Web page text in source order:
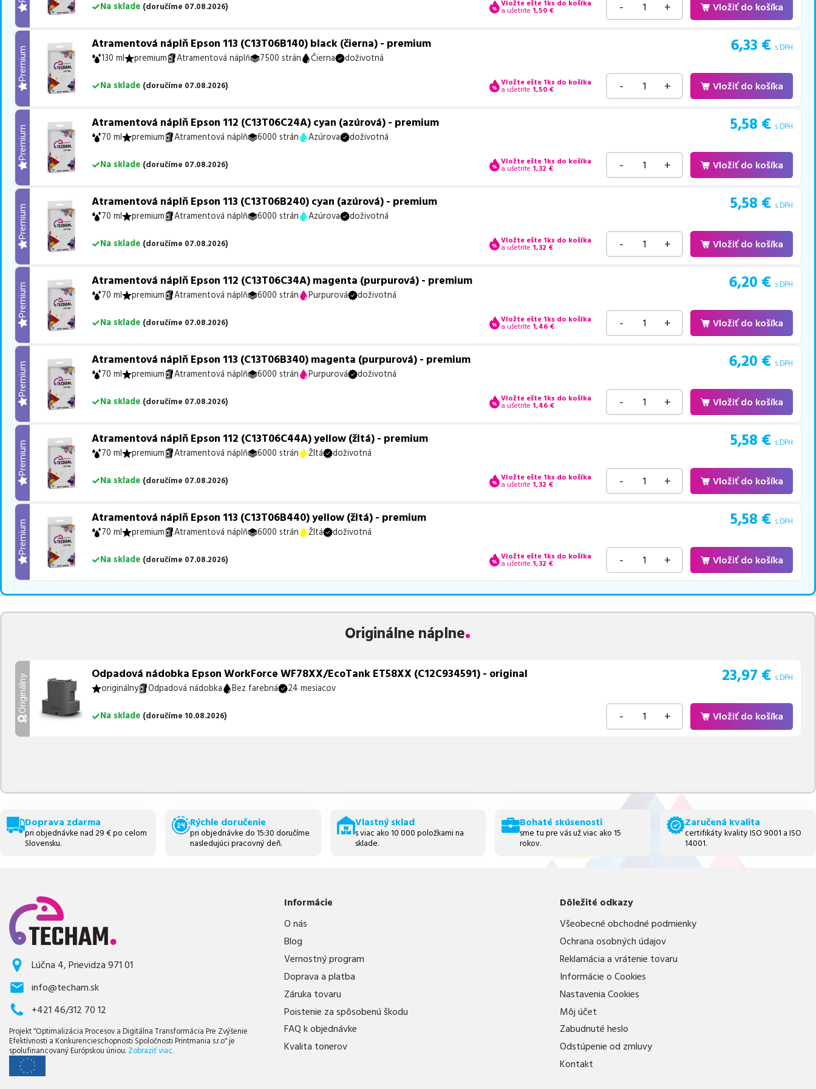
Na sklade (doručíme 07.08.2026) Vložte ešte 1ks do košíka
a ušetríte 1,50 € - + Vložiť do košíka
Premium
Atramentová náplň Epson 113 (C13T06B140) black (čierna) - premium 6,33 € s DPH
130 ml premium Atramentová náplň 7500 strán Čierna doživotná
Na sklade (doručíme 07.08.2026) Vložte ešte 1ks do košíka
a ušetríte 1,50 € - + Vložiť do košíka
Premium
Atramentová náplň Epson 112 (C13T06C24A) cyan (azúrová) - premium 5,58 € s DPH
70 ml premium Atramentová náplň 6000 strán Azúrova doživotná
Na sklade (doručíme 07.08.2026) Vložte ešte 1ks do košíka
a ušetríte 1,32 € - + Vložiť do košíka
Premium
Atramentová náplň Epson 113 (C13T06B240) cyan (azúrová) - premium 5,58 € s DPH
70 ml premium Atramentová náplň 6000 strán Azúrova doživotná
Na sklade (doručíme 07.08.2026) Vložte ešte 1ks do košíka
a ušetríte 1,32 € - + Vložiť do košíka
Premium
Atramentová náplň Epson 112 (C13T06C34A) magenta (purpurová) - premium 6,20 € s DPH
70 ml premium Atramentová náplň 6000 strán Purpurová doživotná
Na sklade (doručíme 07.08.2026) Vložte ešte 1ks do košíka
a ušetríte 1,46 € - + Vložiť do košíka
Premium
Atramentová náplň Epson 113 (C13T06B340) magenta (purpurová) - premium 6,20 € s DPH
70 ml premium Atramentová náplň 6000 strán Purpurová doživotná
Na sklade (doručíme 07.08.2026) Vložte ešte 1ks do košíka
a ušetríte 1,46 € - + Vložiť do košíka
Premium
Atramentová náplň Epson 112 (C13T06C44A) yellow (žltá) - premium 5,58 € s DPH
70 ml premium Atramentová náplň 6000 strán Žltá doživotná
Na sklade (doručíme 07.08.2026) Vložte ešte 1ks do košíka
a ušetríte 1,32 € - + Vložiť do košíka
Premium
Atramentová náplň Epson 113 (C13T06B440) yellow (žltá) - premium 5,58 € s DPH
70 ml premium Atramentová náplň 6000 strán Žltá doživotná
Na sklade (doručíme 07.08.2026) Vložte ešte 1ks do košíka
a ušetríte 1,32 € - + Vložiť do košíka
Originálne náplne
Originálny Odpadová nádobka Epson WorkForce WF78XX/EcoTank ET58XX (C12C934591) - original 23,97 € s DPH
originálny Odpadová nádobka Bez farebná 24 mesiacov
Na sklade (doručíme 10.08.2026) - + Vložiť do košíka
Doprava zdarma
pri objednávke nad 29 € po celom
Slovensku.
Rýchle doručenie
pri objednávke do 15:30 doručíme
nasledujúci pracovný deň.
Vlastný sklad
s viac ako 10 000 položkami na
sklade.
Bohaté skúsenosti
sme tu pre vás už viac ako 15
rokov.
Zaručená kvalita
certifikáty kvality ISO 9001 a ISO
14001.
Lúčna 4, Prievidza 971 01
info@techam.sk
+421 46/312 70 12
Projekt "Optimalizácia Procesov a Digitálna Transformácia Pre Zvýšenie
Efektívnosti a Konkurencieschopnosti Spoločnosti Printmania s.r.o" je
spolufinancovaný Európskou úniou. Zobraziť viac.
Informácie
O nás
Blog
Vernostný program
Doprava a platba
Záruka tovaru
Poistenie za spôsobenú škodu
FAQ k objednávke
Kvalita tonerov
Dôležité odkazy
Všeobecné obchodné podmienky
Ochrana osobných údajov
Reklamácia a vrátenie tovaru
Informácie o Cookies
Nastavenia Cookies
Môj účet
Zabudnuté heslo
Odstúpenie od zmluvy
Kontakt